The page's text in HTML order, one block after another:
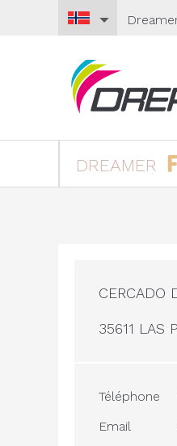
DREAMER
CERCADO
35611 LAS
Téléphone
Email